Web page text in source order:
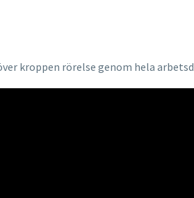
kroppen rörelse genom hela